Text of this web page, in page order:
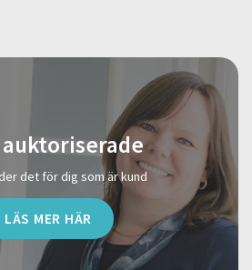
det för dig som är kund
LÄS MER HÄR